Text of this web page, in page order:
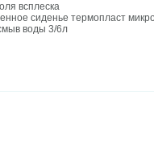
всплеска
сиденье термопласт
воды 3/6л